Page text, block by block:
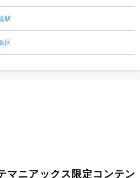
駅
区
マニアックス限定コンテン